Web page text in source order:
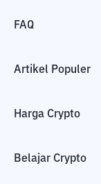
FAQ
Artikel Populer
Harga Crypto
Belajar Crypto